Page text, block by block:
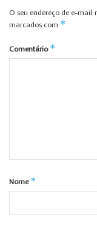
O seu endereço de e-mail
marcados com *
Comentário *
Nome *